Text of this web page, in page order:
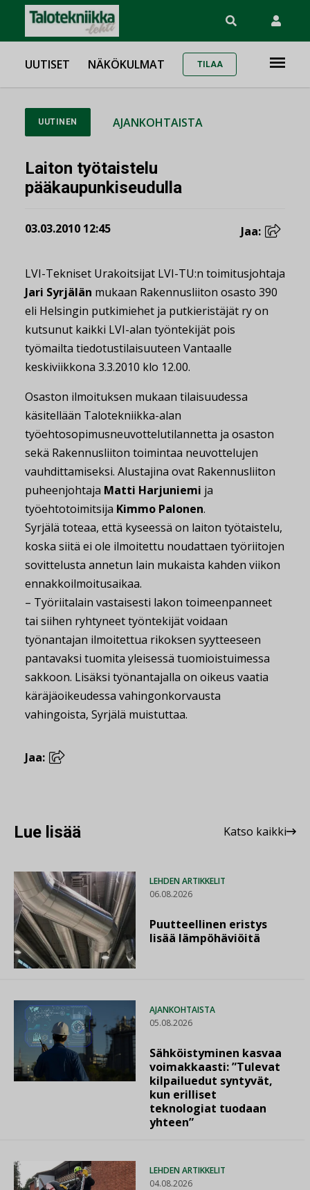
UUTISET NÄKÖKULMAT TILAA
UUTINEN AJANKOHTAISTA
Laiton työtaistelu
pääkaupunkiseudulla
03.03.2010 12:45 Jaa:
LVI-Tekniset Urakoitsijat LVI-TU:n toimitusjohtaja
Jari Syrjälän mukaan Rakennusliiton osasto 390
eli Helsingin putkimiehet ja putkieristäjät ry on
kutsunut kaikki LVI-alan työntekijät pois
työmailta tiedotustilaisuuteen Vantaalle
keskiviikkona 3.3.2010 klo 12.00.
Osaston ilmoituksen mukaan tilaisuudessa
käsitellään Talotekniikka-alan
työehtosopimusneuvottelutilannetta ja osaston
sekä Rakennusliiton toimintaa neuvottelujen
vauhdittamiseksi. Alustajina ovat Rakennusliiton
puheenjohtaja Matti Harjuniemi ja
työehtotoimitsija Kimmo Palonen.
Syrjälä toteaa, että kyseessä on laiton työtaistelu,
koska siitä ei ole ilmoitettu noudattaen työriitojen
sovittelusta annetun lain mukaista kahden viikon
ennakkoilmoitusaikaa.
– Työriitalain vastaisesti lakon toimeenpanneet
tai siihen ryhtyneet työntekijät voidaan
työnantajan ilmoitettua rikoksen syytteeseen
pantavaksi tuomita yleisessä tuomioistuimessa
sakkoon. Lisäksi työnantajalla on oikeus vaatia
käräjäoikeudessa vahingonkorvausta
vahingoista, Syrjälä muistuttaa.
Jaa:
Lue lisää Katso kaikki
LEHDEN ARTIKKELIT
06.08.2026
Puutteellinen eristys
lisää lämpöhäviöitä
AJANKOHTAISTA
05.08.2026
Sähköistyminen kasvaa
voimakkaasti: ”Tulevat
kilpailuedut syntyvät,
kun erilliset
teknologiat tuodaan
yhteen”
LEHDEN ARTIKKELIT
04.08.2026